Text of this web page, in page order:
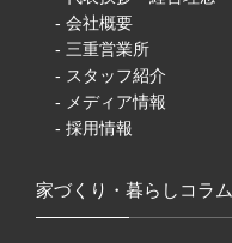
- 会社概要
- 三重営業所
- スタッフ紹介
- メディア情報
- 採用情報
家づくり・暮らしコラム